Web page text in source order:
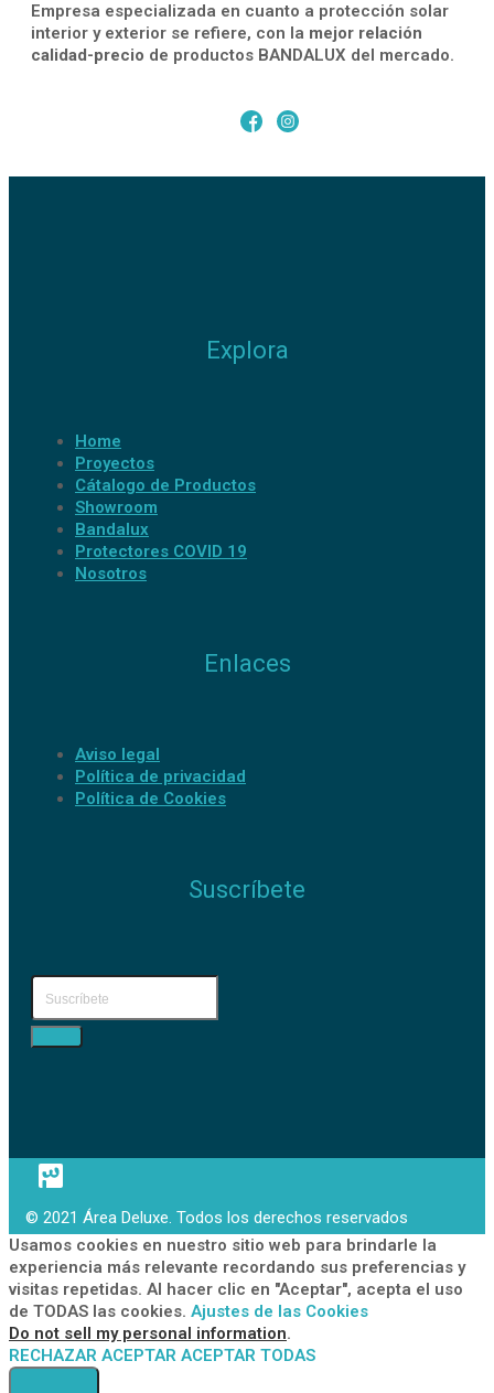
Empresa especializada en cuanto a protección solar
interior y exterior se refiere, con la mejor relación
calidad-precio de productos BANDALUX del mercado.
Explora
Home
Proyectos
Cátalogo de Productos
Showroom
Bandalux
Protectores COVID 19
Nosotros
Enlaces
Aviso legal
Política de privacidad
Política de Cookies
Suscríbete
© 2021 Área Deluxe. Todos los derechos reservados
Usamos cookies en nuestro sitio web para brindarle la
experiencia más relevante recordando sus preferencias y
visitas repetidas. Al hacer clic en "Aceptar", acepta el uso
de TODAS las cookies. Ajustes de las Cookies
Do not sell my personal information.
RECHAZAR ACEPTAR ACEPTAR TODAS